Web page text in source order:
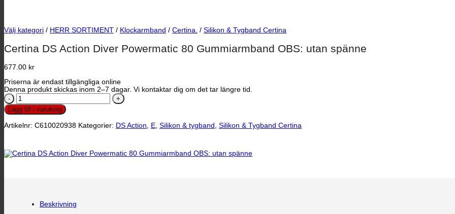
Välj kategori / HERR SORTIMENT / Klockarmband / Certina. / Silikon & Tygband Certina
Certina DS Action Diver Powermatic 80 Gummiarmband OBS: utan spänne
677.00 kr
Priserna är endast tillgängliga online
Denna produkt skickas inom 2–7 dagar. Vi kontaktar dig om det tar längre tid.
Certina
DS
Action
Powermatic
OBS:
utan
Lägg till i varukorg
Artikelnr: C610020938 Kategorier: DS Action E Silikon & tygband Silikon & Tygband Certina
Beskrivning